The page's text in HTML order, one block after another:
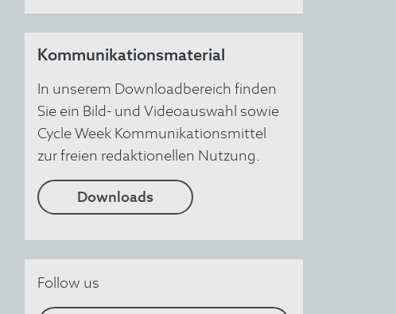
Kommunikationsmaterial
In unserem Downloadbereich finden
Sie ein Bild- und Videoauswahl sowie
Cycle Week Kommunikationsmittel
zur freien redaktionellen Nutzung.
Downloads
Follow us